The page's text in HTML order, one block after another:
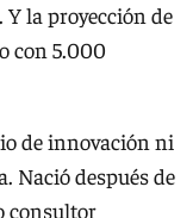
Y la proyección de
con 5.000
de innovación ni
Nació después de
consultor